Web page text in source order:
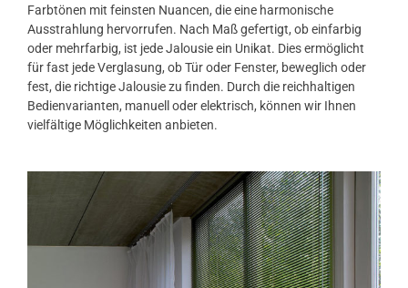
Farbtönen mit feinsten Nuancen, die eine harmonische
Ausstrahlung hervorrufen. Nach Maß gefertigt, ob einfarbig
oder mehrfarbig, ist jede Jalousie ein Unikat. Dies ermöglicht
für fast jede Verglasung, ob Tür oder Fenster, beweglich oder
fest, die richtige Jalousie zu finden. Durch die reichhaltigen
Bedienvarianten, manuell oder elektrisch, können wir Ihnen
vielfältige Möglichkeiten anbieten.